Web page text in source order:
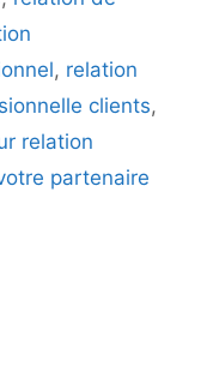
, relation
clients,
relation
partenaire